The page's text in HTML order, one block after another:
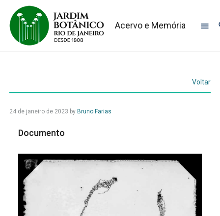
Acervo e Memória
Voltar
24 de janeiro de 2023 by Bruno Farias
Documento